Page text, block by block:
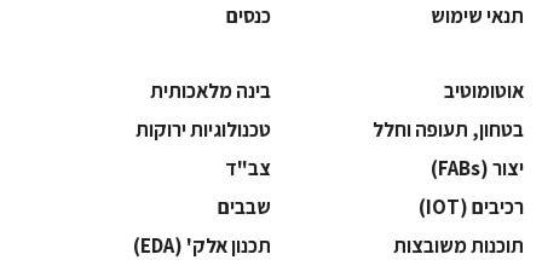
תנאי שימוש
כנסים
אוטומוטיב
בינה מלאכותית
בטחון, תעופה וחלל
‫טכנולוגיות ירוקות‬
‫יצור (‪(FABs‬‬
‫צב"ד‬
‫רכיבים‬ (IOT)
‫שבבים‬
‫תוכנות משובצות‬
‫תכנון אלק' (‪(EDA‬‬